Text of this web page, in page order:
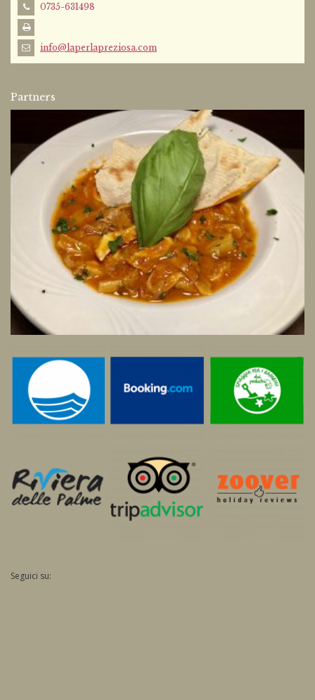
0735-631498
info@laperlapreziosa.com
Partners
Seguici su: